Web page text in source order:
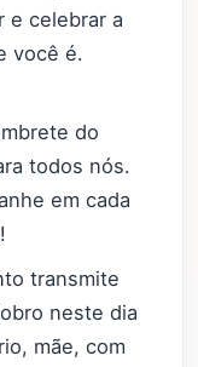
e celebrar a
você é.
do
todos nós.
em cada
transmite
neste dia
mãe, com